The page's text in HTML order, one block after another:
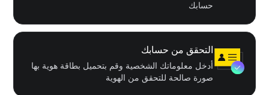
حسابك
التحقق من حسابك
أدخل معلوماتك الشخصية وقم بتحميل بطاقة هوية بها
صورة صالحة للتحقق من الهوية